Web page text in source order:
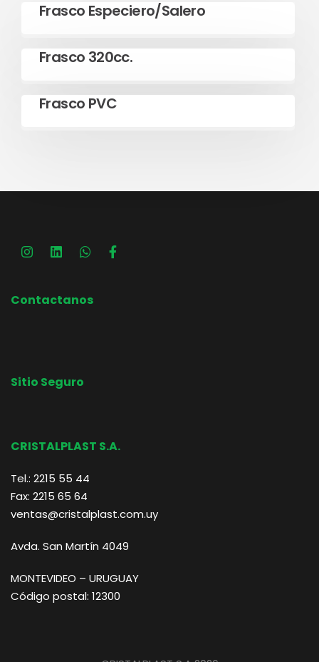
Frasco Especiero/Salero
Frasco 320cc.
Frasco PVC
Leer más
Contactanos
Sitio Seguro
CRISTALPLAST S.A.
Tel.: 2215 55 44
Fax: 2215 65 64
ventas@cristalplast.com.uy
Avda. San Martín 4049
MONTEVIDEO – URUGUAY
Código postal: 12300